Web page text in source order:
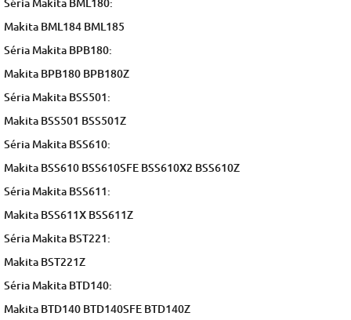
Makita BML184 BML185
Séria Makita BPB180:
Makita BPB180 BPB180Z
Séria Makita BSS501:
Makita BSS501 BSS501Z
Séria Makita BSS610:
Makita BSS610 BSS610SFE BSS610X2 BSS610Z
Séria Makita BSS611:
Makita BSS611X BSS611Z
Séria Makita BST221:
Makita BST221Z
Séria Makita BTD140:
Makita BTD140 BTD140SFE BTD140Z